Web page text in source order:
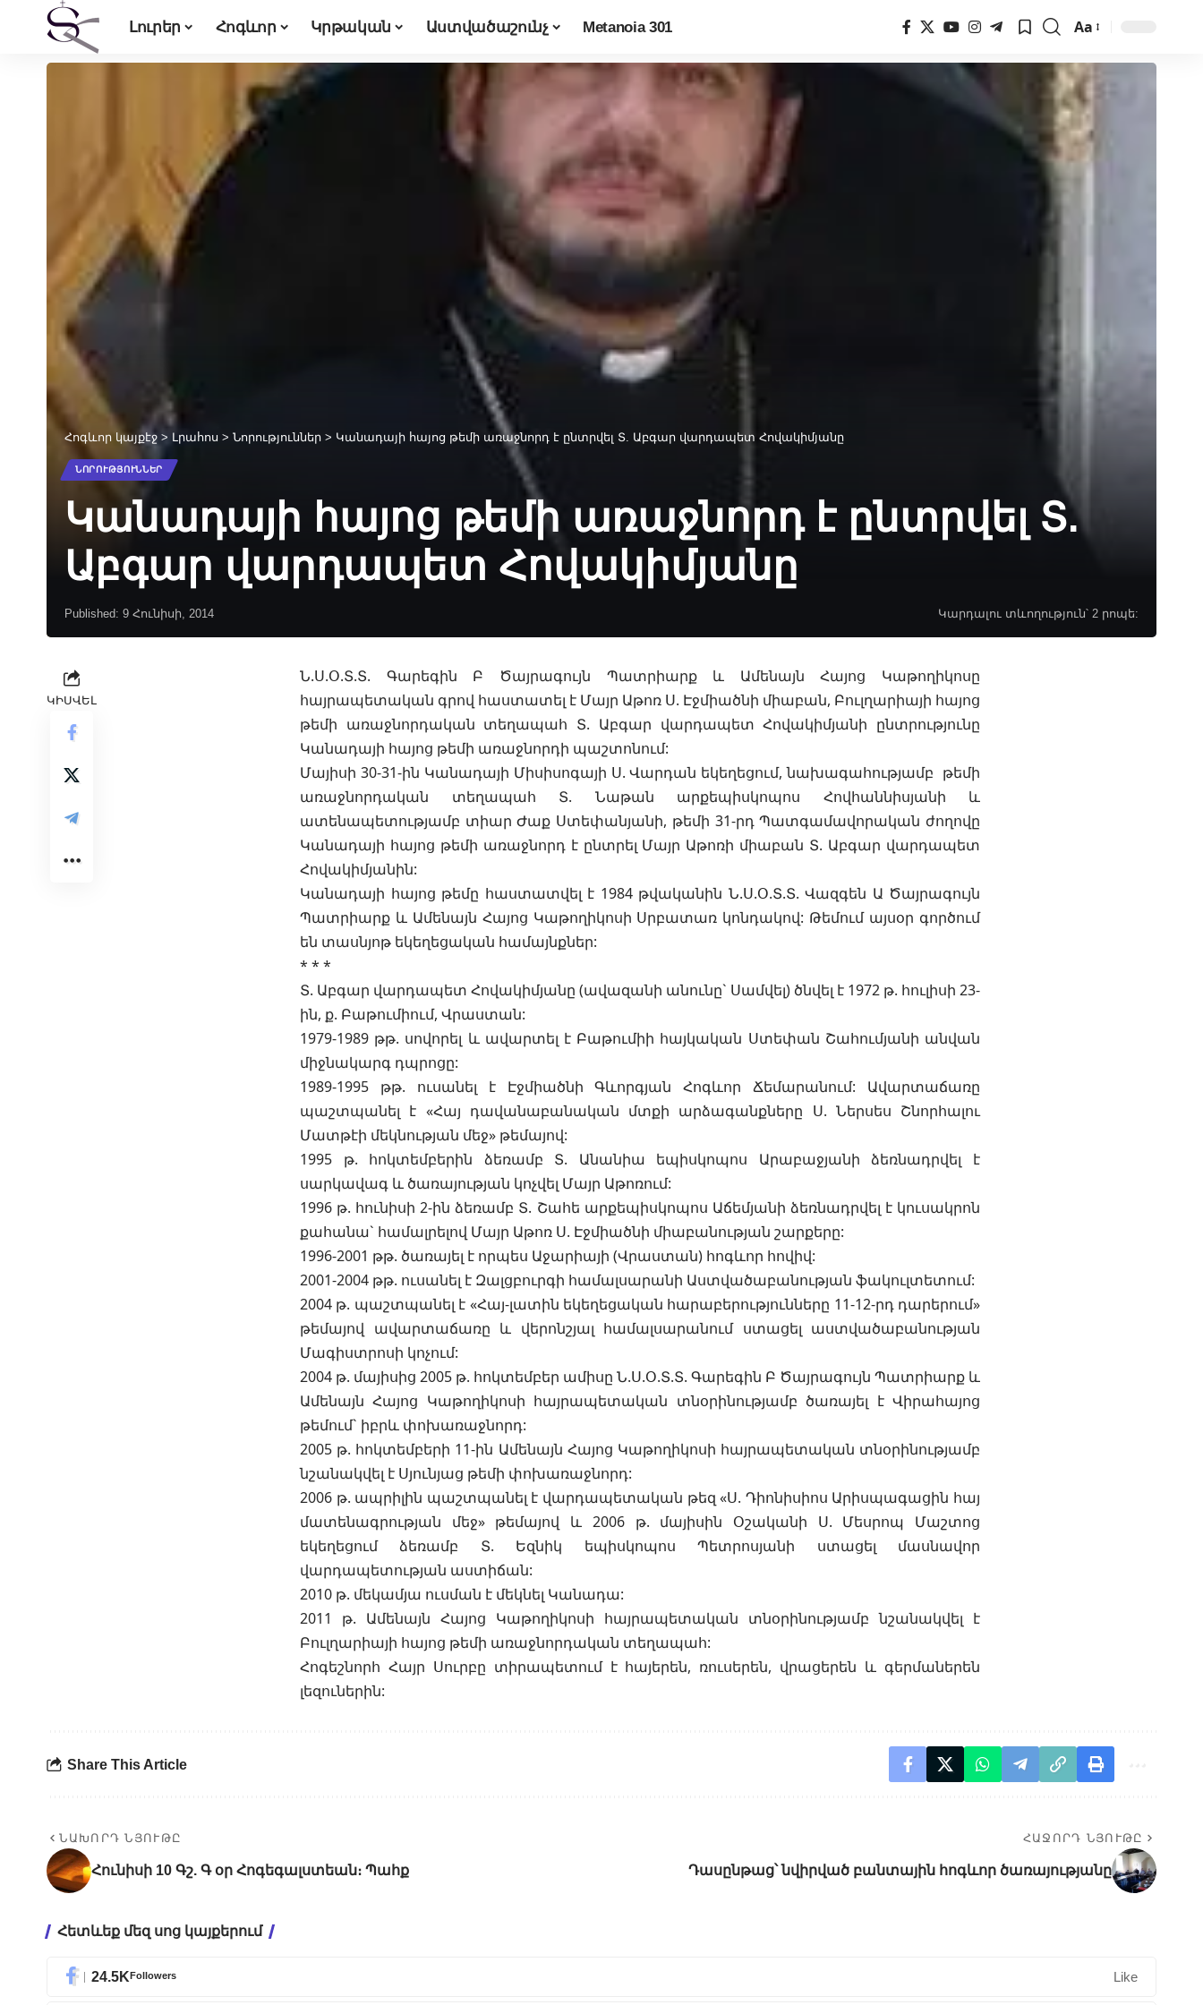
Լուրեր Հոգևոր Կրթական Աստվածաշունչ Metanoia 301
Font
Resizer
Aa
Հոգևոր կայքէջ > Լրահոս > Նորություններ > Կանադայի հայոց թեմի առաջնորդ է ընտրվել Տ. Աբգար վարդապետ Հովակիմյանը
ՆՈՐՈՒԹՅՈՒՆՆԵՐ
Կանադայի հայոց թեմի առաջնորդ է ընտրվել Տ.
Աբգար վարդապետ Հովակիմյանը
Published: 9 Հունիսի, 2014 Կարդալու տևողություն՝ 2 րոպե:
ԿԻՍՎԵԼ
Ն.Ս.Օ.Տ.Տ. Գարեգին Բ Ծայրագույն Պատրիարք և Ամենայն Հայոց Կաթողիկոսը
հայրապետական գրով հաստատել է Մայր Աթոռ Ս. Էջմիածնի միաբան, Բուլղարիայի հայոց
թեմի առաջնորդական տեղապահ Տ. Աբգար վարդապետ Հովակիմյանի ընտրությունը
Կանադայի հայոց թեմի առաջնորդի պաշտոնում:
Մայիսի 30-31-ին Կանադայի Միսիսոգայի Ս. Վարդան եկեղեցում, նախագահությամբ թեմի
առաջնորդական տեղապահ Տ. Նաթան արքեպիսկոպոս Հովհաննիսյանի և
ատենապետությամբ տիար Ժաք Ստեփանյանի, թեմի 31-րդ Պատգամավորական ժողովը
Կանադայի հայոց թեմի առաջնորդ է ընտրել Մայր Աթոռի միաբան Տ. Աբգար վարդապետ
Հովակիմյանին:
Կանադայի հայոց թեմը հաստատվել է 1984 թվականին Ն.Ս.Օ.Տ.Տ. Վազգեն Ա Ծայրագույն
Պատրիարք և Ամենայն Հայոց Կաթողիկոսի Սրբատառ կոնդակով: Թեմում այսօր գործում
են տասնյոթ եկեղեցական համայնքներ:
* * *
Տ. Աբգար վարդապետ Հովակիմյանը (ավազանի անունը` Սամվել) ծնվել է 1972 թ. հուլիսի 23-
ին, ք. Բաթումիում, Վրաստան:
1979-1989 թթ. սովորել և ավարտել է Բաթումիի հայկական Ստեփան Շահումյանի անվան
միջնակարգ դպրոցը:
1989-1995 թթ. ուսանել է Էջմիածնի Գևորգյան Հոգևոր Ճեմարանում: Ավարտաճառը
պաշտպանել է «Հայ դավանաբանական մտքի արձագանքները Ս. Ներսես Շնորհալու
Մատթէի մեկնության մեջ» թեմայով:
1995 թ. հոկտեմբերին ձեռամբ Տ. Անանիա եպիսկոպոս Արաբաջյանի ձեռնադրվել է
սարկավագ և ծառայության կոչվել Մայր Աթոռում:
1996 թ. հունիսի 2-ին ձեռամբ Տ. Շահե արքեպիսկոպոս Աճեմյանի ձեռնադրվել է կուսակրոն
քահանա` համալրելով Մայր Աթոռ Ս. Էջմիածնի միաբանության շարքերը:
1996-2001 թթ. ծառայել է որպես Աջարիայի (Վրաստան) հոգևոր հովիվ:
2001-2004 թթ. ուսանել է Զալցբուրգի համալսարանի Աստվածաբանության ֆակուլտետում:
2004 թ. պաշտպանել է «Հայ-լատին եկեղեցական հարաբերությունները 11-12-րդ դարերում»
թեմայով ավարտաճառը և վերոնշյալ համալսարանում ստացել աստվածաբանության
Մագիստրոսի կոչում:
2004 թ. մայիսից 2005 թ. հոկտեմբեր ամիսը Ն.Ս.Օ.Տ.Տ. Գարեգին Բ Ծայրագույն Պատրիարք և
Ամենայն Հայոց Կաթողիկոսի հայրապետական տնօրինությամբ ծառայել է Վիրահայոց
թեմում` իբրև փոխառաջնորդ:
2005 թ. հոկտեմբերի 11-ին Ամենայն Հայոց Կաթողիկոսի հայրապետական տնօրինությամբ
նշանակվել է Սյունյաց թեմի փոխառաջնորդ:
2006 թ. ապրիլին պաշտպանել է վարդապետական թեզ «Ս. Դիոնիսիոս Արիսպագացին հայ
մատենագրության մեջ» թեմայով և 2006 թ. մայիսին Օշականի Ս. Մեսրոպ Մաշտոց
եկեղեցում ձեռամբ Տ. Եզնիկ եպիսկոպոս Պետրոսյանի ստացել մասնավոր
վարդապետության աստիճան:
2010 թ. մեկամյա ուսման է մեկնել Կանադա:
2011 թ. Ամենայն Հայոց Կաթողիկոսի հայրապետական տնօրինությամբ նշանակվել է
Բուլղարիայի հայոց թեմի առաջնորդական տեղապահ:
Հոգեշնորհ Հայր Սուրբը տիրապետում է հայերեն, ռուսերեն, վրացերեն և գերմաներեն
լեզուներին:
Share This Article
ՆԱԽՈՐԴ ՆՅՈՒԹԸ
Հունիսի 10 Գշ. Գ օր Հոգեգալստեան։ Պահք
ՀԱՋՈՐԴ ՆՅՈՒԹԸ
Դասընթաց՝ նվիրված բանտային հոգևոր ծառայությանը
Հետևեք մեզ սոց կայքերում
24.5KFollowers Like